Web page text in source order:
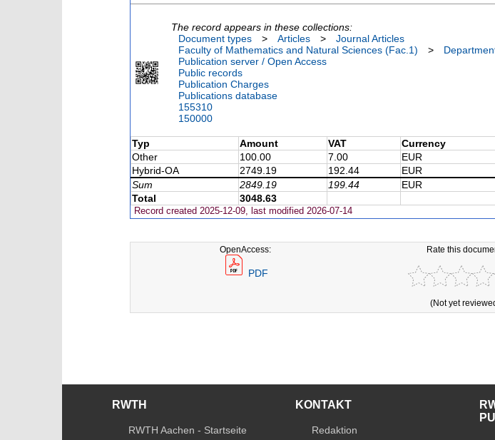
The record appears in these collections:
Document types
> Articles >
Journal Articles
Faculty of Mathematics and Natural Sciences (Fac.1)
>
Publication server / Open Access
Public records
Publication Charges
Publications database
155310
150000
Typ Amount VAT Currency
Other
100.00 7.00 EUR
Hybrid-OA
2749.19 192.44 EUR
Sum
2849.19 199.44
EUR
Total
3048.63
Record created 2025-12-09, last modified 2026-07-14
OpenAccess:
PDF
Rate this
(Not yet
RWTH
RWTH Aachen - Startseite
KONTAKT
Redaktion